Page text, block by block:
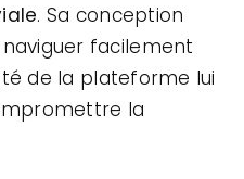
. Sa conception
facilement
de la plateforme lui
la